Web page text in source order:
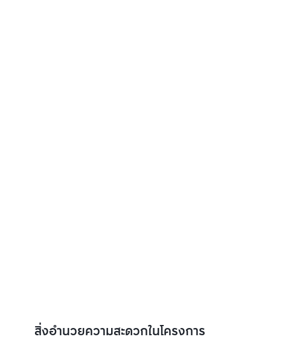
สิ่งอำนวยความสะดวกในโครงการ